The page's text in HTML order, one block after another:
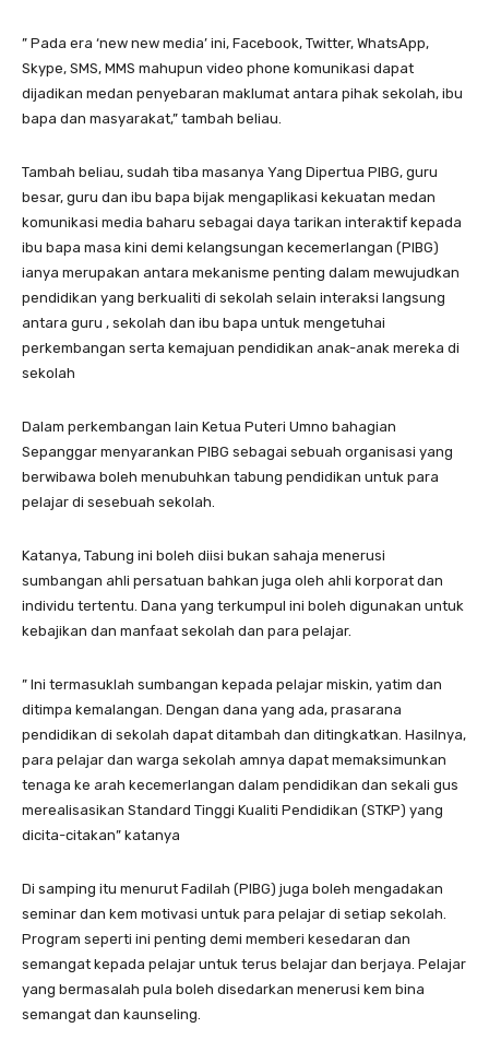
” Pada era ‘new new media’ ini, Facebook, Twitter, WhatsApp,
Skype, SMS, MMS mahupun video phone komunikasi dapat
dijadikan medan penyebaran maklumat antara pihak sekolah, ibu
bapa dan masyarakat,” tambah beliau.
Tambah beliau, sudah tiba masanya Yang Dipertua PIBG, guru
besar, guru dan ibu bapa bijak mengaplikasi kekuatan medan
komunikasi media baharu sebagai daya tarikan interaktif kepada
ibu bapa masa kini demi kelangsungan kecemerlangan (PIBG)
ianya merupakan antara mekanisme penting dalam mewujudkan
pendidikan yang berkualiti di sekolah selain interaksi langsung
antara guru , sekolah dan ibu bapa untuk mengetuhai
perkembangan serta kemajuan pendidikan anak-anak mereka di
sekolah
Dalam perkembangan lain Ketua Puteri Umno bahagian
Sepanggar menyarankan PIBG sebagai sebuah organisasi yang
berwibawa boleh menubuhkan tabung pendidikan untuk para
pelajar di sesebuah sekolah.
Katanya, Tabung ini boleh diisi bukan sahaja menerusi
sumbangan ahli persatuan bahkan juga oleh ahli korporat dan
individu tertentu. Dana yang terkumpul ini boleh digunakan untuk
kebajikan dan manfaat sekolah dan para pelajar.
” Ini termasuklah sumbangan kepada pelajar miskin, yatim dan
ditimpa kemalangan. Dengan dana yang ada, prasarana
pendidikan di sekolah dapat ditambah dan ditingkatkan. Hasilnya,
para pelajar dan warga sekolah amnya dapat memaksimunkan
tenaga ke arah kecemerlangan dalam pendidikan dan sekali gus
merealisasikan Standard Tinggi Kualiti Pendidikan (STKP) yang
dicita-citakan” katanya
Di samping itu menurut Fadilah (PIBG) juga boleh mengadakan
seminar dan kem motivasi untuk para pelajar di setiap sekolah.
Program seperti ini penting demi memberi kesedaran dan
semangat kepada pelajar untuk terus belajar dan berjaya. Pelajar
yang bermasalah pula boleh disedarkan menerusi kem bina
semangat dan kaunseling.